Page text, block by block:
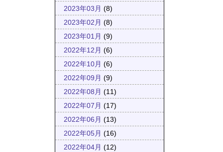
2023年03月 (8)
2023年02月 (8)
2023年01月 (9)
2022年12月 (6)
2022年10月 (6)
2022年09月 (9)
2022年08月 (11)
2022年07月 (17)
2022年06月 (13)
2022年05月 (16)
2022年04月 (12)